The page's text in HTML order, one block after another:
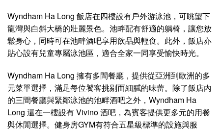
Wyndham Ha Long 飯店在四樓設有戶外游泳池，可眺望下
龍灣與白斜大橋的壯麗景色。池畔配有舒適的躺椅，讓您放
鬆身心，同時可在池畔酒吧享用飲品與輕食。此外，飯店亦
貼心設有兒童專屬泳池區，適合全家一同享受愉快時光。
Wyndham Ha Long 擁有多間餐廳，提供從亞洲到歐洲的多
元菜單選擇，滿足每位饕客挑剔而細膩的味蕾。除了飯店內
的三間餐廳與緊鄰泳池的池畔酒吧之外，Wyndham Ha
Long 還在一樓設有 Vivino 酒吧，為賓客提供更多元的用餐
與休閒選擇。健身房GYM有符合五星級標準的設施與服